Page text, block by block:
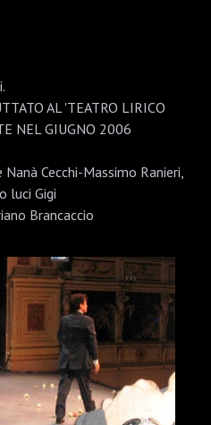
AL 'TEATRO LIRICO
NEL GIUGNO 2006
Cecchi-Massimo Ranieri,
luci Gigi
Brancaccio